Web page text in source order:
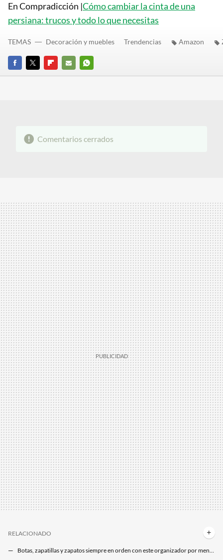
En Compradicción |Cómo cambiar la cinta de una
persiana: trucos y todo lo que necesitas
FACEBOOK
TWITTERFLIPBOARD
E-
WHATSAPP
TEMAS Decoración y muebles Trendencias Amazon
Comentarios cerrados
RELACIONADO
Botas, zapatillas y zapatos siempre en orden con este organizador por menos de 20 euros que apenas ocupa espacio